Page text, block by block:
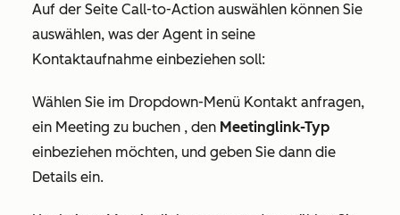
Auf der Seite Call-to-Action auswählen können Sie
auswählen, was der Agent in seine
Kontaktaufnahme einbeziehen soll:
Wählen Sie im Dropdown-Menü Kontakt anfragen,
ein Meeting zu buchen , den Meetinglink-Typ
einbeziehen möchten, und geben Sie dann die
Details ein.